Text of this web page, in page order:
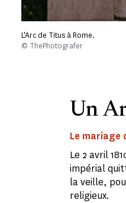
L'Arc de Titus à Rome.
© ThePhotografer
Un
Le mariage
Le 2 avril
impérial
la veille,
religieux.